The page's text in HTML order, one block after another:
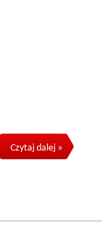
Czytaj dalej »